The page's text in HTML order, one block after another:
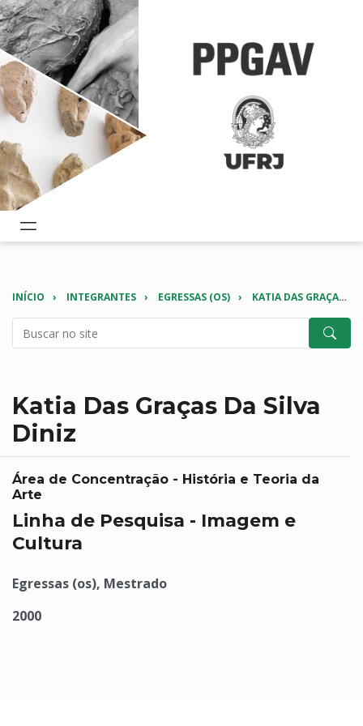
INÍCIO INTEGRANTES EGRESSAS (OS) KATIA DAS GRAÇAS DA SILVA DINIZ
Katia Das Graças Da Silva
Diniz
Área de Concentração - História e Teoria da
Arte
Linha de Pesquisa - Imagem e
Cultura
Egressas (os), Mestrado
2000